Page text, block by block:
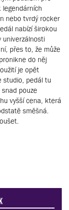
nebo tvrdý rocker
nabízí širokou
univerzálnosti
přes to, že může
do něj
je opět
studio, pedál tu
pouze
vyšší cena, která
směšná.